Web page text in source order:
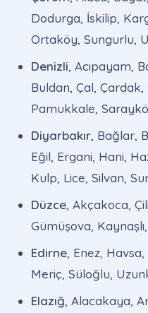
Dodurga, İskilip,
Ortaköy, Sungurlu,
Denizli, Acıpayam,
Buldan, Çal, Çardak,
Pamukkale,
Diyarbakır, Bağlar,
Eğil, Ergani, Hani,
Kulp, Lice, Silvan,
Düzce, Akçakoca,
Gümüşova, Kaynaşlı,
Edirne, Enez,
Meriç, Süloğlu,
Elazığ, Alacakaya,